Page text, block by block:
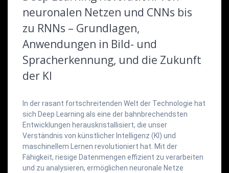
neuronalen Netzen und CNNs bis
zu RNNs – Grundlagen,
Anwendungen in Bild- und
Spracherkennung, und die Zukunft
der KI
In der rasant fortschreitenden Welt der Technologie hat
sich Deep Learning als eine der bahnbrechendsten
Entwicklungen herauskristallisiert, die unser
Verständnis von künstlicher Intelligenz (KI) und
maschinellem Lernen revolutioniert hat. Mit der
Fähigkeit, riesige Datenmengen effizient zu verarbeiten
und zu analysieren, ermöglichen neuronale Netze